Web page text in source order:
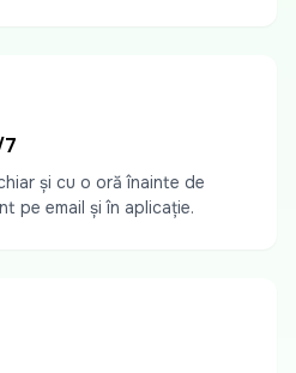
și cu o oră înainte de
pe email și în aplicație.